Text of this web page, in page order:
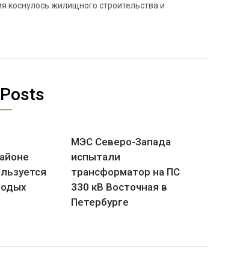
коснулось жилищного строительства и
МЭС Северо-Запада
испытали
трансформатор на ПС
330 кВ Восточная в
Петербурге